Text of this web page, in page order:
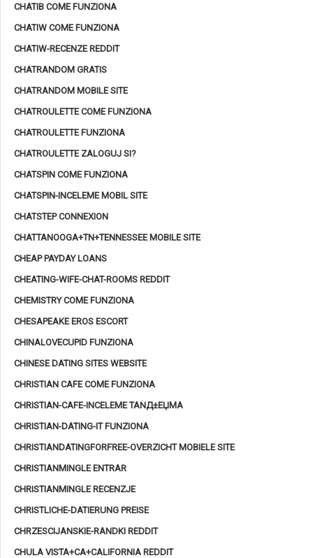
CHATIB COME FUNZIONA
CHATIW COME FUNZIONA
CHATIW-RECENZE REDDIT
CHATRANDOM GRATIS
CHATRANDOM MOBILE SITE
CHATROULETTE COME FUNZIONA
CHATROULETTE FUNZIONA
CHATROULETTE ZALOGUJ SI?
CHATSPIN COME FUNZIONA
CHATSPIN-INCELEME MOBIL SITE
CHATSTEP CONNEXION
CHATTANOOGA+TN+TENNESSEE MOBILE SITE
CHEAP PAYDAY LOANS
CHEATING-WIFE-CHAT-ROOMS REDDIT
CHEMISTRY COME FUNZIONA
CHESAPEAKE EROS ESCORT
CHINALOVECUPID FUNZIONA
CHINESE DATING SITES WEBSITE
CHRISTIAN CAFE COME FUNZIONA
CHRISTIAN-CAFE-INCELEME TANД±ЕЏMA
CHRISTIAN-DATING-IT FUNZIONA
CHRISTIANDATINGFORFREE-OVERZICHT MOBIELE SITE
CHRISTIANMINGLE ENTRAR
CHRISTIANMINGLE RECENZJE
CHRISTLICHE-DATIERUNG PREISE
CHRZESCIJANSKIE-RANDKI REDDIT
CHULA VISTA+CA+CALIFORNIA REDDIT